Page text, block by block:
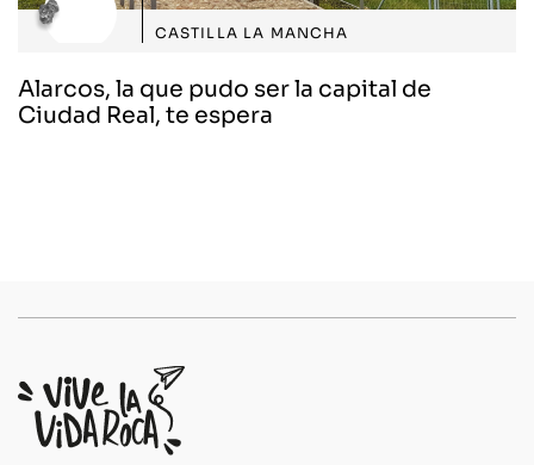
CASTILLA LA MANCHA
Alarcos, la que pudo ser la capital de
Ciudad Real, te espera